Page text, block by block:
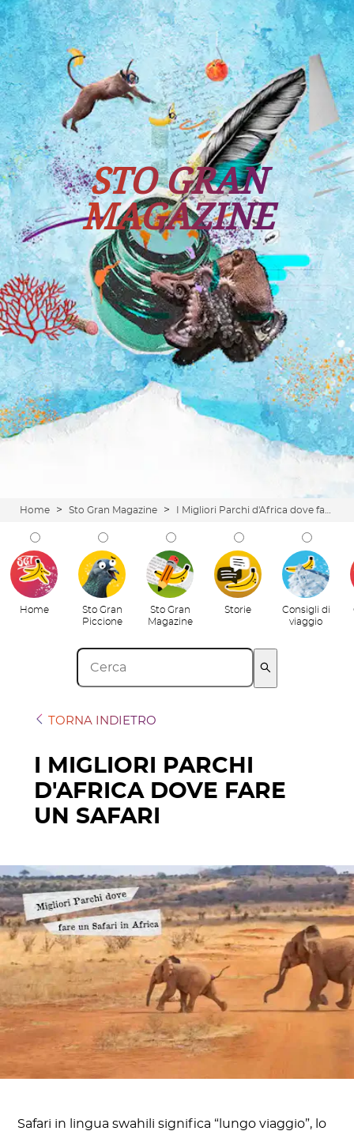
Tutti i viaggi Prossime partenze
STO GRAN
MAGAZINE
Home > Sto Gran Magazine >
Home
Sto Gran
Piccione
Sto Gran
Magazine
Storie
Consigli di
viaggio
TORNA INDIETRO
I MIGLIORI PARCHI
D'AFRICA DOVE FARE
UN SAFARI
Safari in lingua swahili significa “lungo viaggio”, lo